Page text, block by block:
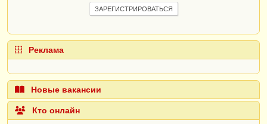
ЗАРЕГИСТРИРОВАТЬСЯ
Реклама
Новые вакансии
Кто онлайн